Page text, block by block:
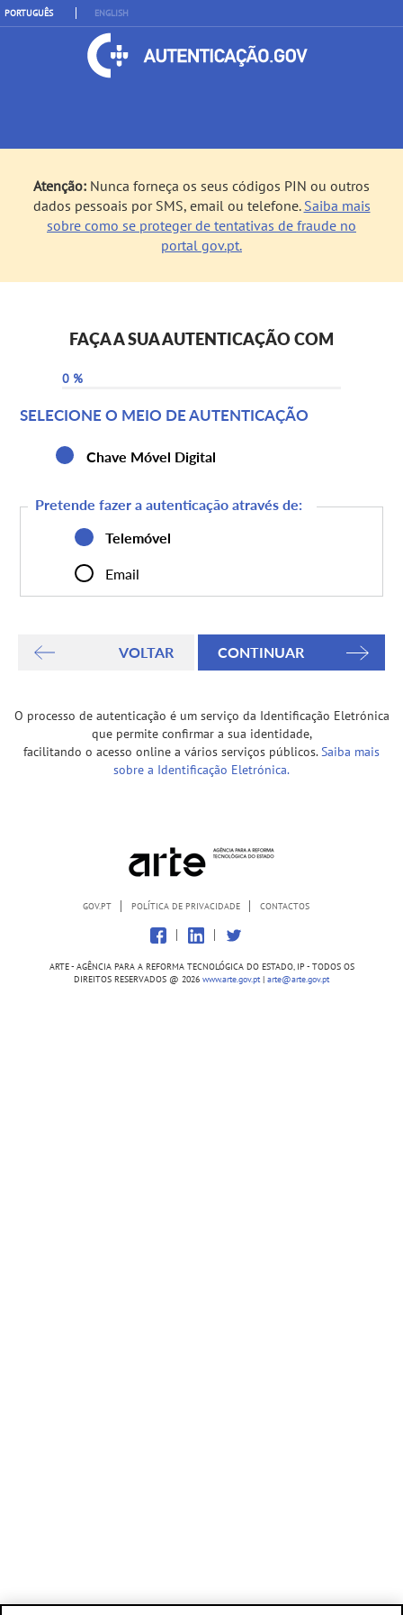
PORTUGUÊS ENGLISH
Atenção: Nunca forneça os seus códigos PIN ou outros
dados pessoais por SMS, email ou telefone. Saiba mais
sobre como se proteger de tentativas de fraude no
portal gov.pt.
FAÇA A SUA AUTENTICAÇÃO COM
0 %
SELECIONE O MEIO DE AUTENTICAÇÃO
Chave Móvel Digital
Pretende fazer a autenticação através de:
Telemóvel
Email
O processo de autenticação é um serviço da Identificação Eletrónica
que permite confirmar a sua identidade,
facilitando o acesso online a vários serviços públicos.Saiba mais
sobre a Identificação Eletrónica.
GOV.PT POLÍTICA DE PRIVACIDADE CONTACTOS
ARTE - AGÊNCIA PARA A REFORMA TECNOLÓGICA DO ESTADO, IP - TODOS OS
DIREITOS RESERVADOS @ 2026 www.arte.gov.pt| arte@arte.gov.pt